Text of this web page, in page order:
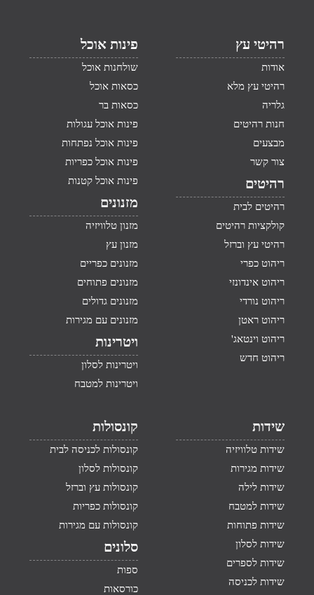
רהיטי עץ
אודות
רהיטי עץ מלא
גלריה
חנות רהיטים
מבצעים
צור קשר
רהיטים
רהיטים לבית
קולקציות רהיטים
רהיטי עץ וברזל
ריהוט כפרי
ריהוט אינדונזי
ריהוט נורדי
ריהוט ראטן
ריהוט וינטאג'
ריהוט חדש
פינות אוכל
שולחנות אוכל
כסאות אוכל
כסאות בר
פינות אוכל עגולות
פינות אוכל נפתחות
פינות אוכל כפריות
פינות אוכל קטנות
מזנונים
מזנון טלוויזיה
מזנון עץ
מזנונים כפריים
מזנונים פתוחים
מזנונים גדולים
מזנונים עם מגירות
ויטרינות
ויטרינות לסלון
ויטרינות למטבח
שידות
שידות טלוויזיה
שידות מגירות
שידות לילה
שידות למטבח
שידות פתוחות
שידות לסלון
שידות לספרים
שידות לכניסה
קונסולות
קונסולות לכניסה לבית
קונסולות לסלון
קונסולות עץ וברזל
קונסולות כפריות
קונסולות עם מגירות
סלונים
ספות
כורסאות